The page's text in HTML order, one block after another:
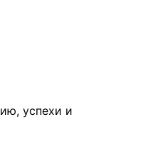
успехи и